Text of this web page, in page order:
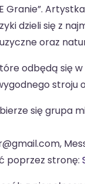
Granie”.
dzieli się z
oraz
odbędą się
stroju
się grupa
poprzez stronę: